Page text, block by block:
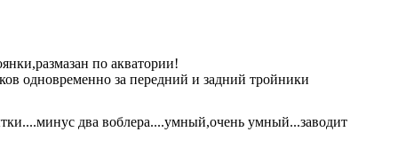
по акватории!
одновременно за передний и задний тройники
два воблера....умный,очень умный...заводит